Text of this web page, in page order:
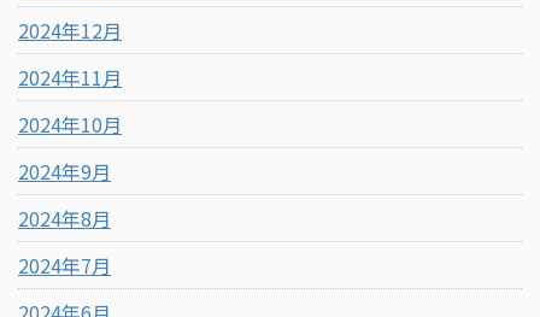
2024年12月
2024年11月
2024年10月
2024年9月
2024年8月
2024年7月